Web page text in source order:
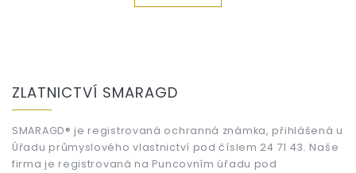
ZLATNICTVÍ SMARAGD
SMARAGD® je registrovaná ochranná známka, přihlášená u
Úřadu průmyslového vlastnictví pod číslem 24 71 43. Naše
firma je registrovaná na Puncovním úřadu pod